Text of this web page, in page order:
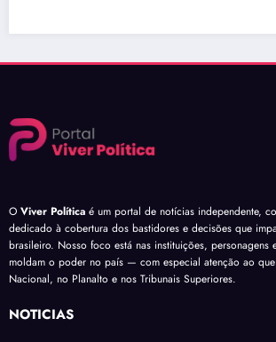
O Viver Política é um portal de notícias independente,
dedicado à cobertura dos bastidores e decisões que
brasileiro. Nosso foco está nas instituições, personagens
moldam o poder no país — com especial atenção ao
Nacional, no Planalto e nos Tribunais Superiores.
NOTÍCIAS